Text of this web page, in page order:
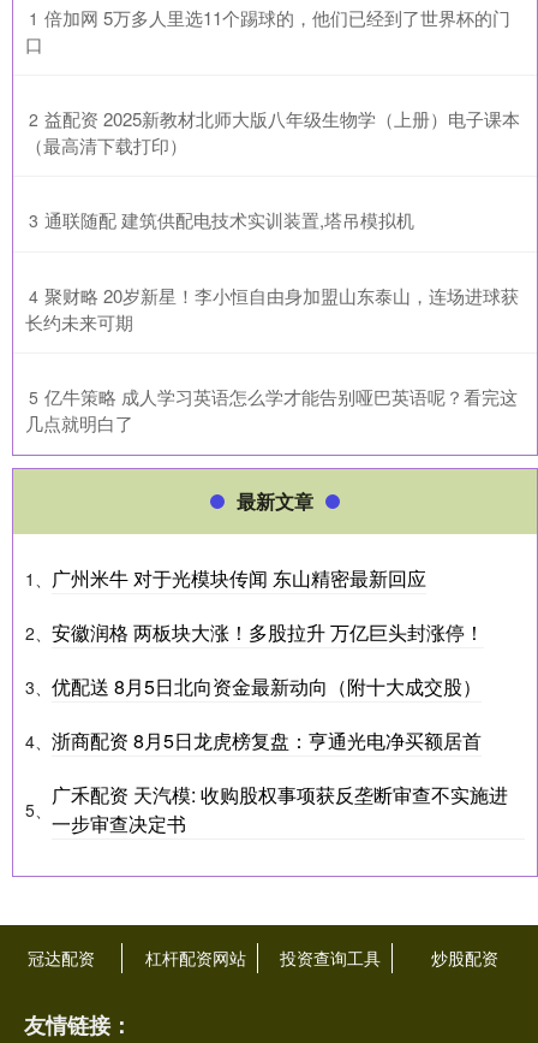
1 ​倍加网 5万多人里选11个踢球的，他们已经到了世界杯的门
口
2 ​益配资 2025新教材北师大版八年级生物学（上册）电子课本
（最高清下载打印）
3 ​通联随配 建筑供配电技术实训装置,塔吊模拟机
4 ​聚财略 20岁新星！李小恒自由身加盟山东泰山，连场进球获
长约未来可期
5 ​亿牛策略 成人学习英语怎么学才能告别哑巴英语呢？看完这
几点就明白了
最新文章
1、 广州米牛 对于光模块传闻 东山精密最新回应
2、 安徽润格 两板块大涨！多股拉升 万亿巨头封涨停！
3、 优配送 8月5日北向资金最新动向（附十大成交股）
4、 浙商配资 8月5日龙虎榜复盘：亨通光电净买额居首
5、
广禾配资 天汽模: 收购股权事项获反垄断审查不实施进
一步审查决定书
冠达配资 杠杆配资网站 投资查询工具 炒股配资
友情链接：